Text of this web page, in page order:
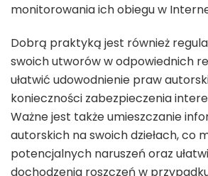
monitorowania ich obiegu w
Dobrą praktyką jest również
swoich utworów w odpowiednich
ułatwić udowodnienie praw
konieczności zabezpieczenia
Ważne jest także umieszczanie
autorskich na swoich dziełach, co
potencjalnych naruszeń oraz
dochodzenia roszczeń w